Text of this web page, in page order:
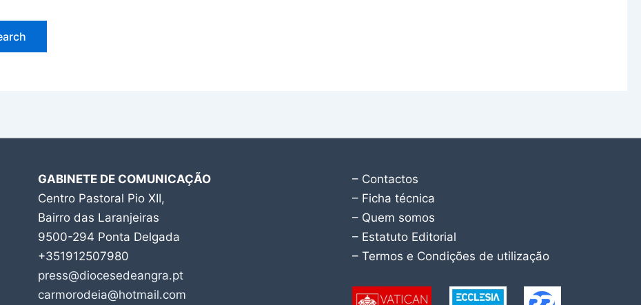
GABINETE DE COMUNICAÇÃO
Centro Pastoral Pio XII,
Bairro das Laranjeiras
9500-294 Ponta Delgada
+351912507980
press@diocesedeangra.pt
carmorodeia@hotmail.com
– Contactos
– Ficha técnica
– Quem somos
– Estatuto Editorial
– Termos e Condições de utilização